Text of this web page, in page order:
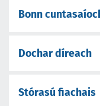
Bonn
Dochar díreach
Stórasú fiachais